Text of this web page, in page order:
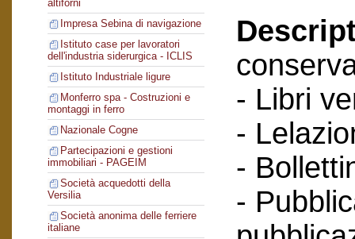
altiforni
Impresa Sebina di navigazione
Istituto case per lavoratori
dell'industria siderurgica - ICLIS
Istituto Industriale ligure
Monferro spa - Costruzioni e
montaggi in ferro
Nazionale Cogne
Partecipazioni e gestioni
immobiliari - PAGEIM
Società acquedotti della
Versilia
Società anonima delle ferriere
italiane
- Libri
-
-
-